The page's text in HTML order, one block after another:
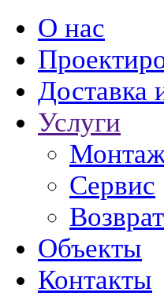
О нас
Доставка
Услуги
Сервис
Объекты
Контакты